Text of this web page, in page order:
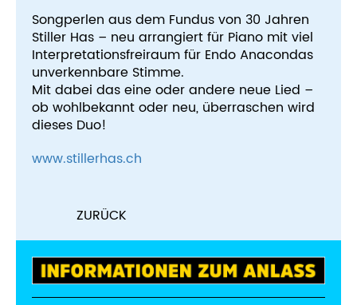
Songperlen aus dem Fundus von 30 Jahren
Stiller Has – neu arrangiert für Piano mit viel
Interpretationsfreiraum für Endo Anacondas
unverkennbare Stimme.
Mit dabei das eine oder andere neue Lied –
ob wohlbekannt oder neu, überraschen wird
dieses Duo!
www.stillerhas.ch
ZURÜCK